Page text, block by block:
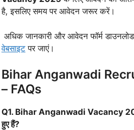
है, इसलिए समय पर आवेदन जरूर करें।
अधिक जानकारी और आवेदन फॉर्म
वेबसाइट पर जाएं।
Bihar Anganwadi
– FAQs
Q1. Bihar Anganwadi Vacancy
हुए हैं?